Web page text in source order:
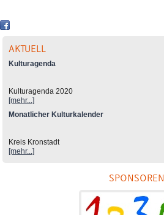
AKTUELL
Kulturagenda
Kulturagenda 2020
[mehr...]
Monatlicher Kulturkalender
Kreis Kronstadt
[mehr...]
SPONSOREN